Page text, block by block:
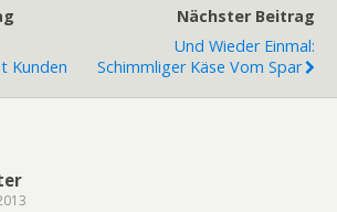
Kunden
Nächster Beitrag
Und Wieder Einmal:
Schimmliger Käse Vom Spar